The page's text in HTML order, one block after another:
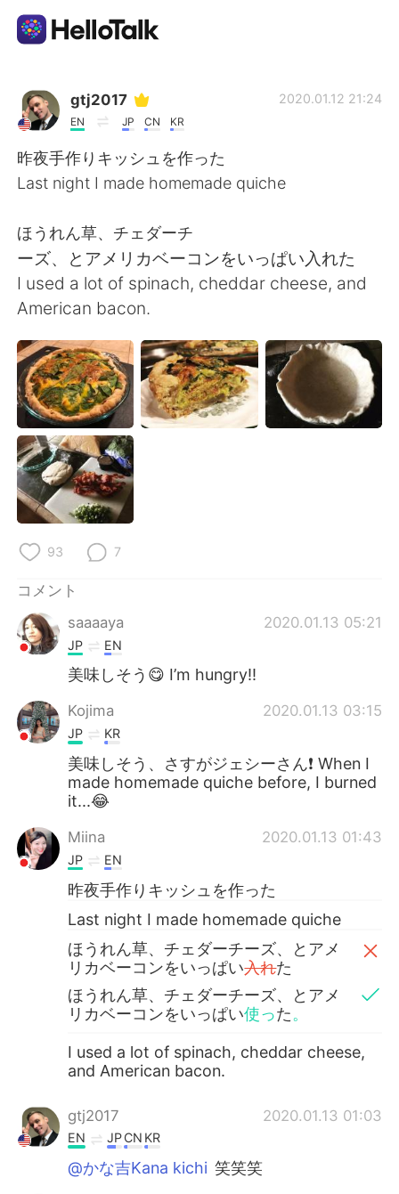
語学交換アプリ
日本語
English 简体中文
繁體中文
العربية Français
Deutsch 한국어
Русский
Indonesia
Português
gtj2017
EN JP CN KR
2020.01.12 21:24
昨夜手作りキッシュを作った
Last night I made homemade quiche
ほうれん草、チェダーチ
ーズ、とアメリカベーコンをいっぱい入れた
I used a lot of spinach, cheddar cheese, and
American bacon.
93 7
コメント
saaaaya
2020.01.13 05:21
JP EN
美味しそう😋 I’m hungry!!
Kojima 2020.01.13 03:15
JP KR
美味しそう、さすがジェシーさん❗️ When I
made homemade quiche before, I burned
it...😂
Miina 2020.01.13 01:43
JP EN
昨夜手作りキッシュを作った
Last night I made homemade quiche
ほうれん草、チェダーチーズ、とアメ
リカベーコンをいっぱい入れた
ほうれん草、チェダーチーズ、とアメ
リカベーコンをいっぱい使った。
I used a lot of spinach, cheddar cheese,
and American bacon.
gtj2017 2020.01.13 01:03
EN JPCN KR
@かな吉Kana kichi 笑笑笑